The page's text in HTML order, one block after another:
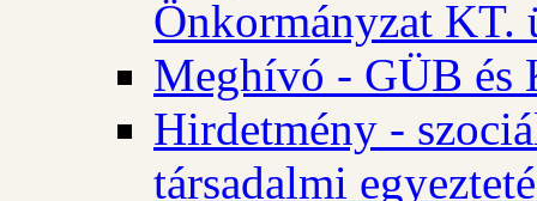
Önkormányzat KT.
Meghívó - GÜB és
Hirdetmény -
társadalmi